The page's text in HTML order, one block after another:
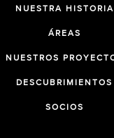
NUESTRA HISTORIA
ÁREAS
NUESTROS
DESCUBRIMIENTOS
SOCIOS